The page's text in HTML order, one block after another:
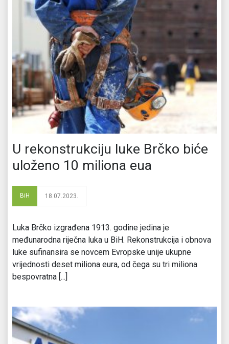
U rekonstrukciju luke Brčko biće
uloženo 10 miliona eua
BiH 18.07.2023.
Luka Brčko izgrađena 1913. godine jedina je
međunarodna riječna luka u BiH. Rekonstrukcija i obnova
luke sufinansira se novcem Evropske unije ukupne
vrijednosti deset miliona eura, od čega su tri miliona
bespovratna [...]